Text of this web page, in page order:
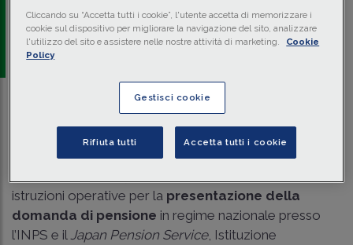
competente.
a cura diredazione Memento
Ascolta la news
Tempo di lettura4 min.
istruzioni operative per la presentazione della
domanda di pensione in regime nazionale presso
l’INPS e il Japan Pension Service, Istituzione
Cliccando su “Accetta tutti i cookie”, l'utente accetta di memorizzare i
cookie sul dispositivo per migliorare la navigazione del sito, analizzare
l'utilizzo del sito e assistere nelle nostre attività di marketing.
Cookie
Policy
Gestisci cookie
Rifiuta tutti Accetta tutti i cookie